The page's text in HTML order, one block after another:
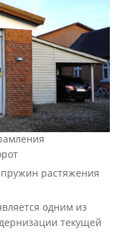
растяжения
одним из
текущей